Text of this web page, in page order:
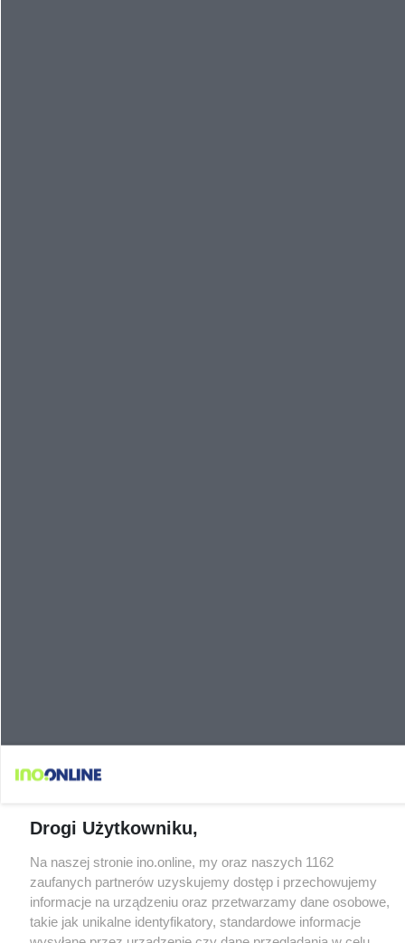
Drogi Użytkowniku,
Na naszej stronie ino.online, my oraz naszych 1162
zaufanych partnerów uzyskujemy dostęp i przechowujemy
informacje na urządzeniu oraz przetwarzamy dane osobowe,
takie jak unikalne identyfikatory, standardowe informacje